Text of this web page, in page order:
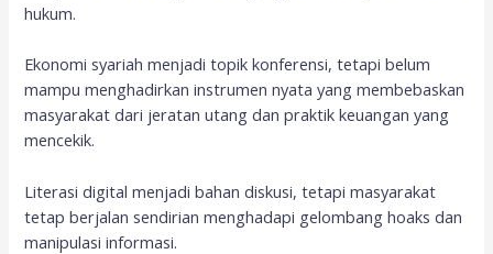
hukum.
Ekonomi syariah menjadi topik konferensi, tetapi belum
mampu menghadirkan instrumen nyata yang membebaskan
masyarakat dari jeratan utang dan praktik keuangan yang
mencekik.
Literasi digital menjadi bahan diskusi, tetapi masyarakat
tetap berjalan sendirian menghadapi gelombang hoaks dan
manipulasi informasi.